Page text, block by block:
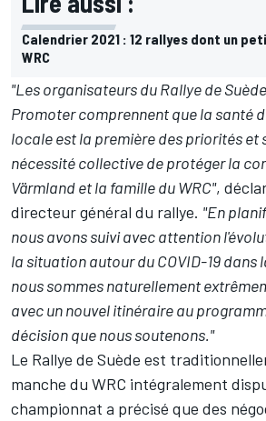
Calendrier 2021 : 12 rallyes dont un
WRC
"Les organisateurs du Rallye de
Promoter comprennent que la santé
locale est la première des priorités et
nécessité collective de protéger la
Värmland et la famille du WRC",
directeur général du rallye. "En
nous avons suivi avec attention
la situation autour du COVID-19 dans
nous sommes naturellement
avec un nouvel itinéraire au
décision que nous soutenons."
Le Rallye de Suède est
manche du WRC intégralement
championnat a précisé que des